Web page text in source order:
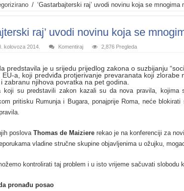
/ ‘Gastarbajterski raj’ uvodi novinu koja se mnogima
raj’ uvodi novinu koja se
kolovoza 2014. Komentiraj 2,876 Pregleda
predstavila je u srijedu prijedlog zakona o suzbijanju
EU-a, koji predviđa protjerivanje prevaranata koji zlorabe
zabranu njihova povratka na pet godina.
koji su predstavili zakon kazali su da nova pravila, kojima
pritisku Rumunja i Bugara, ponajprije Roma, neće
poslova Thomas de Maiziererekao je na konferenciji za
vladine stručne skupine objavljenima u ožujku,
kontrolirati taj problem i u isto vrijeme sačuvati slobodu
pronađu posao